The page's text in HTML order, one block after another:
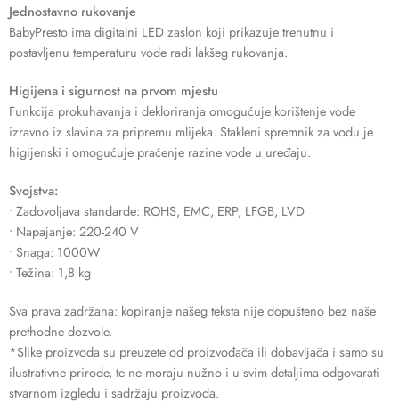
Jednostavno rukovanje
BabyPresto ima digitalni LED zaslon koji prikazuje trenutnu i
postavljenu temperaturu vode radi lakšeg rukovanja.
Higijena i sigurnost na prvom mjestu
Funkcija prokuhavanja i dekloriranja omogućuje korištenje vode
izravno iz slavina za pripremu mlijeka. Stakleni spremnik za vodu je
higijenski i omogućuje praćenje razine vode u uređaju.
Svojstva:
• Zadovoljava standarde: ROHS, EMC, ERP, LFGB, LVD
• Napajanje: 220-240 V
• Snaga: 1000W
• Težina: 1,8 kg
Sva prava zadržana: kopiranje našeg teksta nije dopušteno bez naše
prethodne dozvole.
*Slike proizvoda su preuzete od proizvođača ili dobavljača i samo su
ilustrativne prirode, te ne moraju nužno i u svim detaljima odgovarati
stvarnom izgledu i sadržaju proizvoda.